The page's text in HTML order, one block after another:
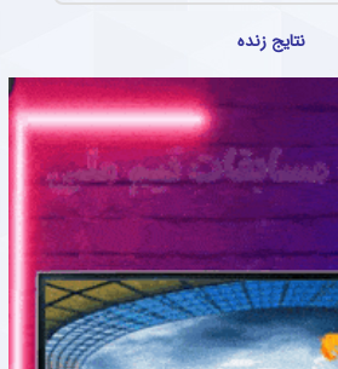
نتایج زنده